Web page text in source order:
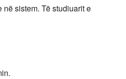
sistem. Të studiuarit e